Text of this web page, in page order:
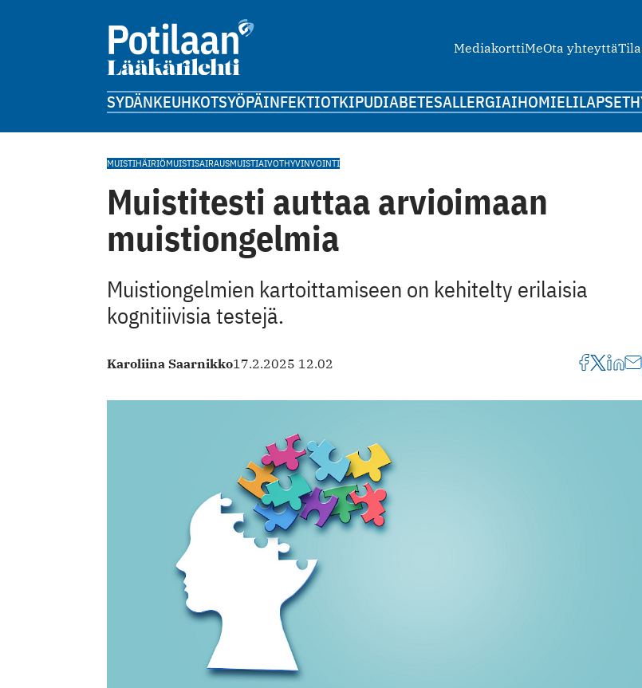
MediakorttiMeOta yhteyttä
SYDÄNKEUHKOTSYÖPÄINFEKTIOTKIPUDIABETESALLERGIAIHOMIELILAPSET
MUISTIHÄIRIÖMUISTISAIRAUSMUISTIAIVOTHYVINVOINTI
Muistitesti auttaa arvioimaan
muistiongelmia
Muistiongelmien kartoittamiseen on kehitelty erilaisia
kognitiivisia testejä.
Karoliina Saarnikko17.2.2025 12.02